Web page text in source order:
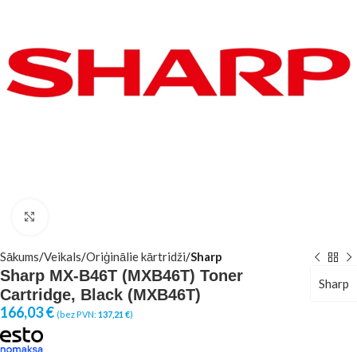
Sākums Veikals Oriģinālie kārtridži Sharp
Sharp MX-B46T (MXB46T) Toner
Cartridge, Black (MXB46T)
Sharp
166,03€ (bez PVN: 137,21 €)